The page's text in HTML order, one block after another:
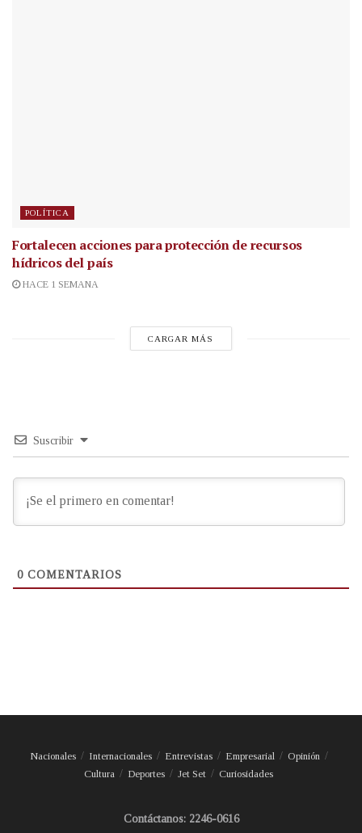
POLÍTICA
Fortalecen acciones para protección de recursos
hídricos del país
HACE 1 SEMANA
CARGAR MÁS
Suscribir
0 COMENTARIOS
Nacionales Internacionales Entrevistas Empresarial
Opinión
Cultura
Deportes Jet Set Curiosidades
Contáctanos: 2246-0616